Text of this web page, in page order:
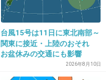
+30 -2
台風15号は11日に東北南部～
関東に接近・上陸のおそれ
お盆休みの交通にも影響
2026年8月10日